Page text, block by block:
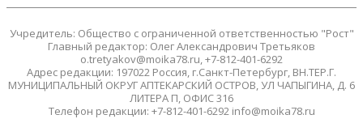
Учредитель: Общество с ограниченной ответственностью "Рост"
Главный редактор: Олег Александрович Третьяков
o.tretyakov@moika78.ru, +7-812-401-6292
Адрес редакции: 197022 Россия, г.Санкт-Петербург, ВН.ТЕР.Г.
МУНИЦИПАЛЬНЫЙ ОКРУГ АПТЕКАРСКИЙ ОСТРОВ, УЛ ЧАПЫГИНА, Д. 6
ЛИТЕРА П, ОФИС 316
Телефон редакции: +7-812-401-6292 info@moika78.ru